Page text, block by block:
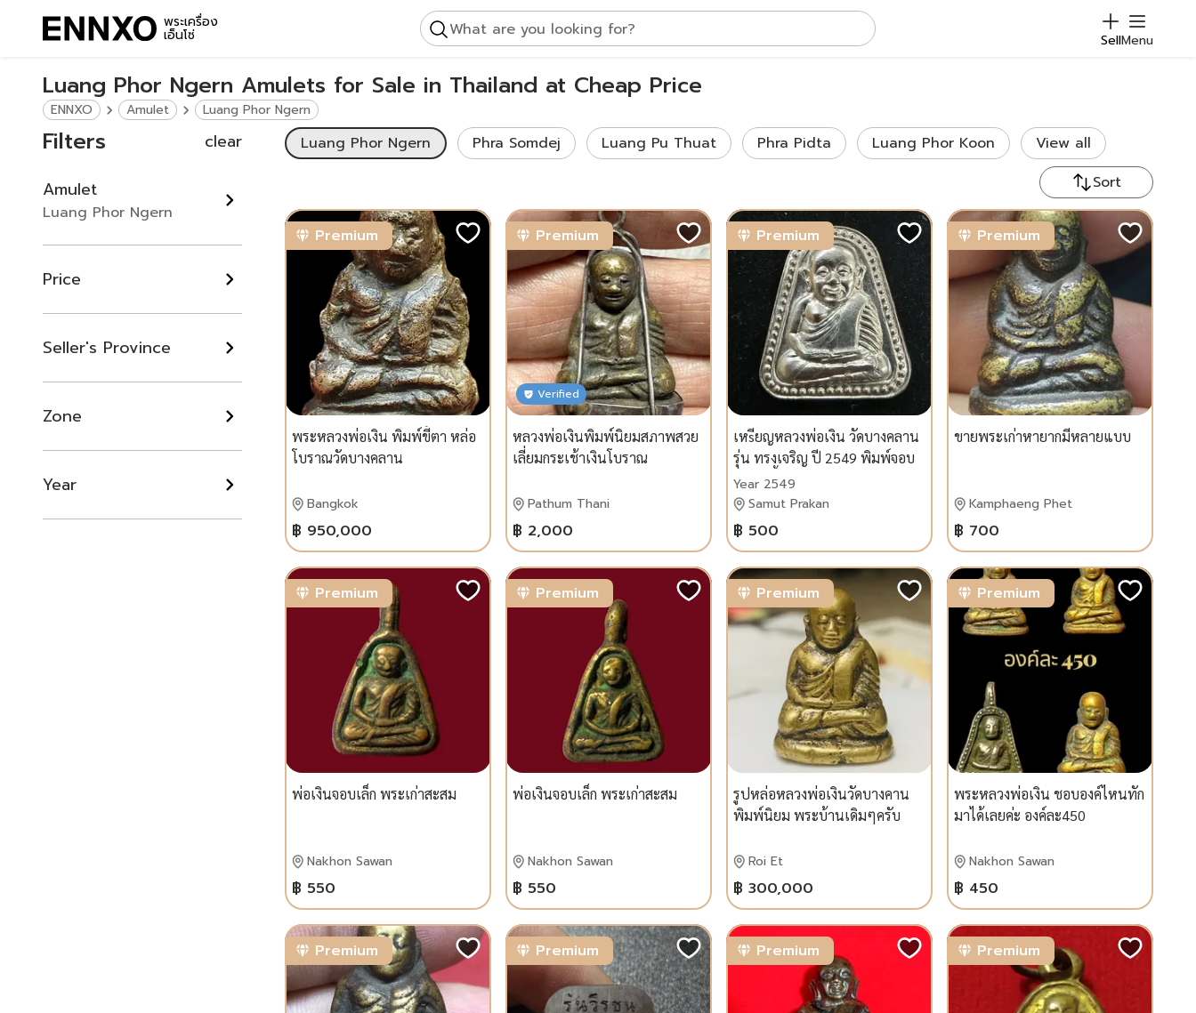
พระเครื่อง
เอ็นโซ่ What are you looking for?
SellMenu
Luang Phor Ngern Amulets for Sale in Thailand at Cheap Price
ENNXO Amulet Luang Phor Ngern
Premium
พระหลวงพ่อเงิน พิมพ์ขี้ตา หล่อ
โบราณวัดบางคลาน
Bangkok
฿ 950,000
Verified
Premium
หลวงพ่อเงินพิมพ์นิยมสภาพสวย
เลี่ยมกระเช้าเงินโบราณ
Pathum Thani
฿ 2,000
Premium
เหsียญหลวงพ่อเงิน วัดบางคลาน
รุ่น ทรงเจริญ ปี 2549 พิมพ์จอบ
ใหญ่ เนื้ออัลปาก้า สวยเข้มขลัง
เกจิร่วมเสกถึง 1400 รูป
Year 2549
Samut Prakan
฿ 500
Premium
ขายพระเก่าหายากมีหลายแบบ
Kamphaeng Phet
฿ 700
Premium
พ่อเงินจอบเล็ก พระเก่าสะสม
Nakhon Sawan
฿ 550
Premium
พ่อเงินจอบเล็ก พระเก่าสะสม
Nakhon Sawan
฿ 550
Premium
รูปหล่อหลวงพ่อเงินวัดบางคาน
พิมพ์นิยม พระบ้านเดิมๆครับ
Roi Et
฿ 300,000
Premium
พระหลวงพ่อเงิน ชอบองค์ไหนทัก
มาได้เลยค่ะ องค์ละ450
Nakhon Sawan
฿ 450
Premium Premium Premium Premium
Luang Phor Ngern Phra Somdej Luang Pu Thuat Phra Pidta Luang Phor Koon
View all
Sort
Filters
clear
Amulet
Luang Phor Ngern
Price
Seller's Province
Zone
Year